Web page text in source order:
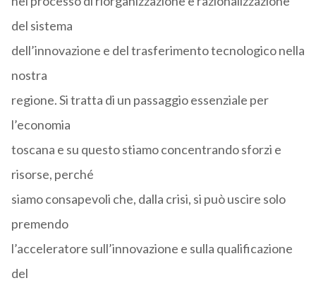
del sistema
dell’innovazione e del trasferimento tecnologico nella
nostra
regione. Si tratta di un passaggio essenziale per
l’economia
toscana e su questo stiamo concentrando sforzi e
risorse, perché
siamo consapevoli che, dalla crisi, si può uscire solo
premendo
l’acceleratore sull’innovazione e sulla qualificazione
del